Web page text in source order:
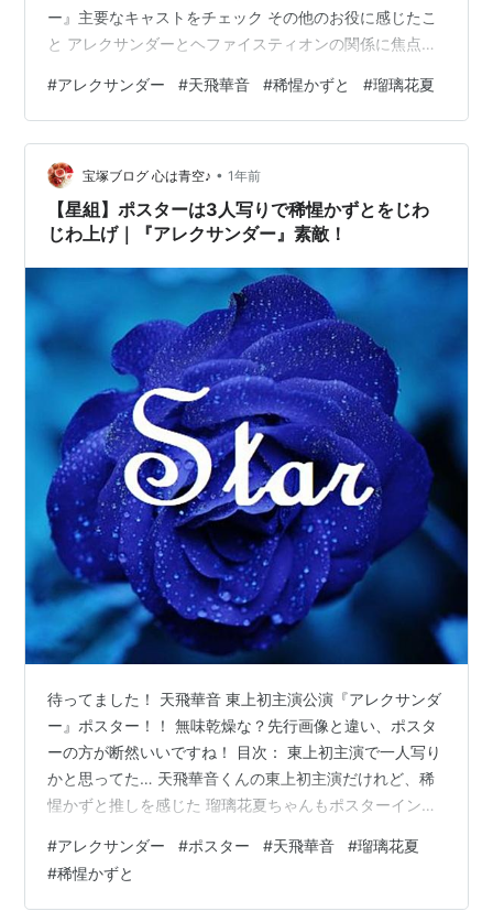
ー』主要なキャストをチェック その他のお役に感じたこ
と アレクサンダーとヘファイスティオンの関係に焦点？
王の生涯 『アレクサンダー』主要なキャストをチェック
『アレクサンダー大王 -天上の王国-』のWikipediaに登場
しているキャストは、宝塚歌劇公式HPのキャスト30人の
半分の15キャストです。 Wikipediaに載っていたキャス
トは アレクサンダー① 天飛華音 アレクサンダーの父…
#アレクサンダー #天飛華音 #稀惺かずと #瑠璃花夏
宝塚ブログ 心は青空♪ • 1年前
【星組】ポスターは3人写りで稀惺かずとをじわ
じわ上げ｜『アレクサンダー』素敵！
待ってました！ 天飛華音 東上初主演公演『アレクサンダ
ー』ポスター！！ 無味乾燥な？先行画像と違い、ポスタ
ーの方が断然いいですね！ 目次： 東上初主演で一人写り
かと思ってた… 天飛華音くんの東上初主演だけれど、稀
惺かずと推しを感じた 瑠璃花夏ちゃんもポスターイン！
演で一人写りかと思ってた… ポスター、3人写り！！ ち
ょっとびっくり。 かのんくん（天飛華音）の東上初主演
だからひとり写りだと思ってたんです。 そしたら！ ヒロ
#アレクサンダー #ポスター #天飛華音 #瑠璃花夏
#稀惺かずと